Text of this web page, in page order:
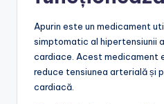
Apurin este un medicament
simptomatic al hipertensiunii
cardiace. Acest medicament
reduce tensiunea arterială și
cardiacă.